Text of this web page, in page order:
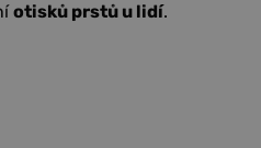
otisků prstů u lidí.